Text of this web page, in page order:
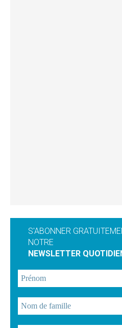
S'ABONNER
NOTRE
NEWSLETTER